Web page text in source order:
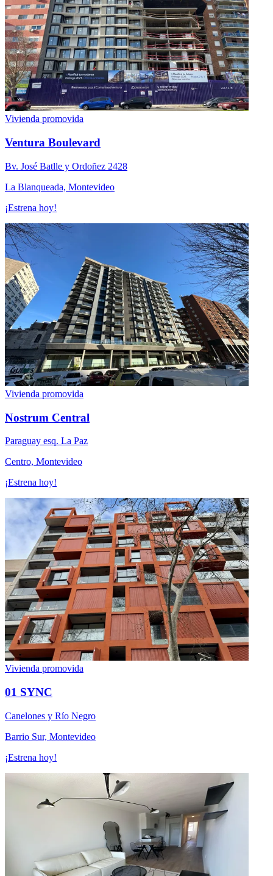
Vivienda promovida
Ventura Boulevard
Bv. José Batlle y Ordoñez 2428
La Blanqueada, Montevideo
¡Estrena hoy!
Vivienda promovida
Nostrum Central
Paraguay esq. La Paz
Centro, Montevideo
¡Estrena hoy!
Vivienda promovida
01 SYNC
Canelones y Río Negro
Barrio Sur, Montevideo
¡Estrena hoy!